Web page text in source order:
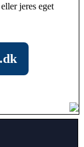
jeres eget